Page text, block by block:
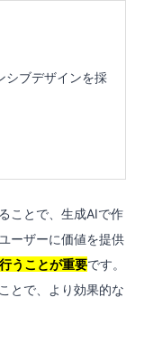
シブデザインを採
ことで、生成AIで作
ーザーに価値を提供
うことが重要です。
とで、より効果的な